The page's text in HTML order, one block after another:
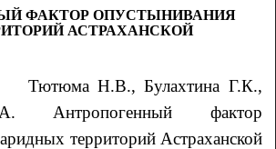
ФАКТОР ОПУСТЫНИВАНИЯ
АСТРАХАНСКОЙ
ТютюмаН.В., Булахтина Г.К.,
Антропогенный фактор
территорий Астраханской